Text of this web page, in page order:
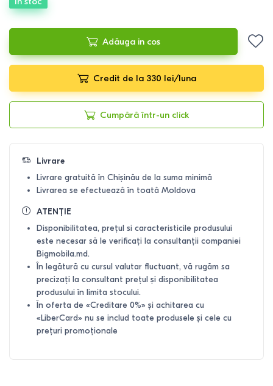
Adăuga in cos
Credit de la 330 lei/luna
Cumpără într-un click
Livrare
Livrare gratuită în Chișinău de la suma minimă
Livrarea se efectuează în toată Moldova
ATENȚIE
Disponibilitatea, prețul si caracteristicile produsului
este necesar să le verificați la consultanții companiei
Bigmobila.md.
În legătură cu cursul valutar fluctuant, vă rugăm sa
precizați la consultant prețul și disponibilitatea
produsului în limita stocului.
În oferta de «Creditare 0%» și achitarea cu
«LiberCard» nu se includ toate produsele și cele cu
prețuri promoționale